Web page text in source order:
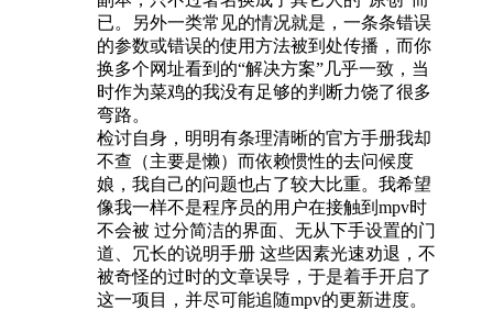
已。另外一类常见的情况就是，一条条错误
的参数或错误的使用方法被到处传播，而你
换多个网址看到的“解决方案”几乎一致，当
时作为菜鸡的我没有足够的判断力饶了很多
弯路。
检讨自身，明明有条理清晰的官方手册我却
不查（主要是懒）而依赖惯性的去问候度
娘，我自己的问题也占了较大比重。我希望
像我一样不是程序员的用户在接触到mpv时
不会被 过分简洁的界面、无从下手设置的门
道、冗长的说明手册 这些因素光速劝退，不
被奇怪的过时的文章误导，于是着手开启了
这一项目，并尽可能追随mpv的更新进度。